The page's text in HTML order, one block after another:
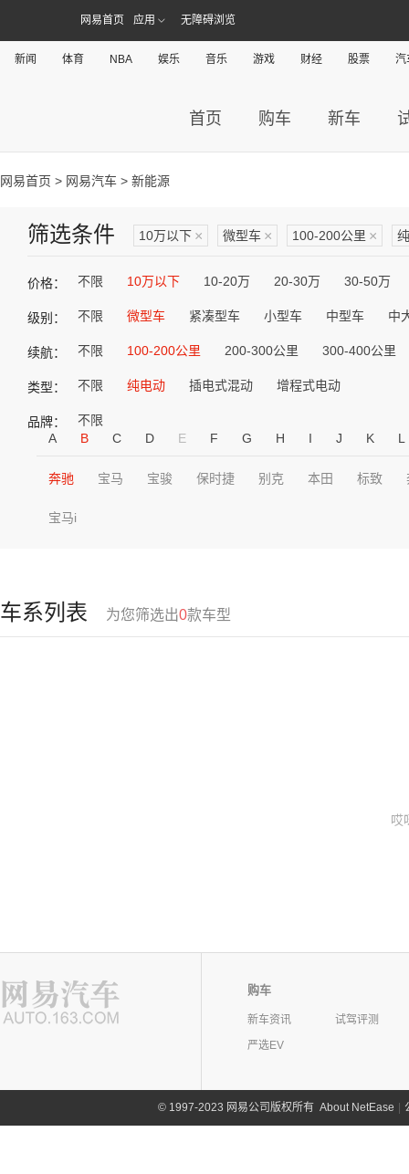
网易首页 应用 无障碍浏览
新闻 体育 NBA 娱乐 音乐 游戏 财经 股票 汽
首页 购车 新车
网易首页 > 网易汽车 > 新能源
筛选条件 10万以下 × 微型车 × 100-200公里 ×
价格： 不限 10万以下 10-20万 20-30万 30-50万
级别： 不限 微型车 紧凑型车 小型车 中型车 中
续航： 不限 100-200公里 200-300公里 300-400公里
类型： 不限 纯电动 插电式混动 增程式电动
品牌：
不限
A
B C D E F G H I J K L
奔驰 宝马 宝骏 保时捷 别克 本田 标致
宝马i
车系列表 为您筛选出0款车型
哎
购车
新车资讯
试驾评测
严选EV
©1997-2023 网易公司版权所有 About NetEase